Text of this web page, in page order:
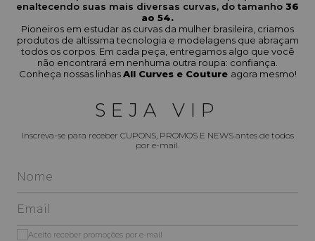
enaltecendo suas mais diversas curvas, do tamanho 36
ao 54.
Pioneiros em estudar as curvas da mulher brasileira, criamos
produtos de altíssima tecnologia e modelagens que abraçam
todos os corpos. Em cada peça, entregamos algo que você
não encontrará em nenhuma outra roupa: confiança.
Conheça nossas linhasAll Curves e Couture agora mesmo!
SEJA VIP
Inscreva-se para receber CUPONS, PROMOS E NEWS antes de todos
por e-mail.
Aceito receber promoções por e-mail